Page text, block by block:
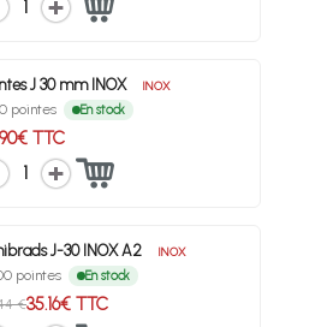
1
J 30 mm INOX INOX
pointes En stock
TTC
1
J-30 INOX A2 INOX
pointes En stock
€35.16€ TTC